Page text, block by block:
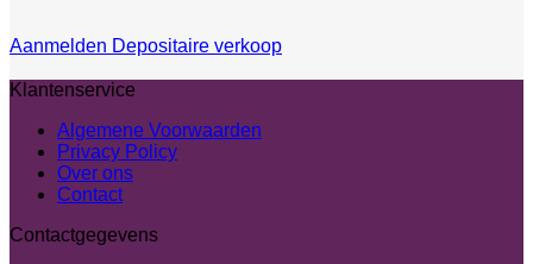
Aanmelden Depositaire verkoop
Klantenservice
Algemene Voorwaarden
Privacy Policy
Over ons
Contact
Contactgegevens